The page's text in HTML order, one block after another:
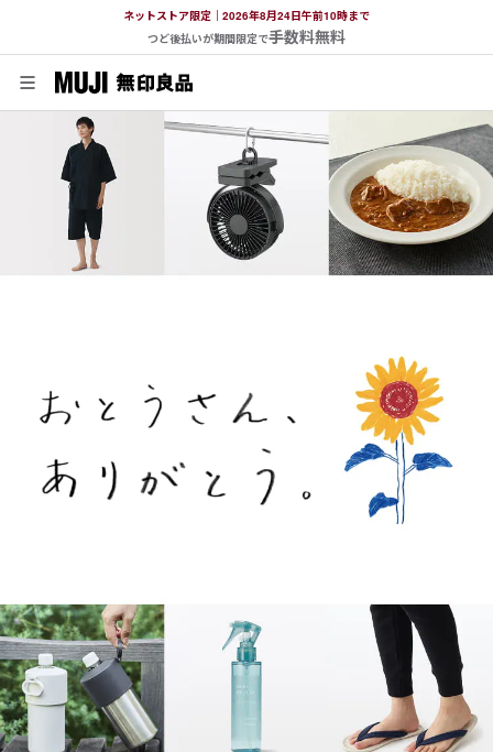
ネットストア限定｜2026年8月24日午前10時まで
つど後払いが期間限定で手数料無料